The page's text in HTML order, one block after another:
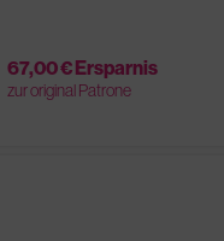
67,00 € Ersparnis
zur original Patrone